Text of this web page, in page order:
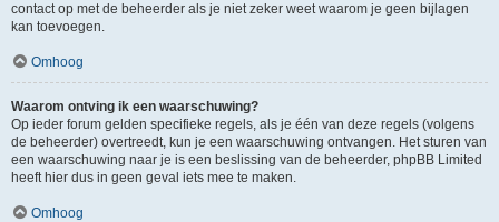
contact op met de beheerder als je niet zeker weet waarom je geen bijlagen
kan toevoegen.
Omhoog
Waarom ontving ik een waarschuwing?
Op ieder forum gelden specifieke regels, als je één van deze regels (volgens
de beheerder) overtreedt, kun je een waarschuwing ontvangen. Het sturen van
een waarschuwing naar je is een beslissing van de beheerder, phpBB Limited
heeft hier dus in geen geval iets mee te maken.
Omhoog